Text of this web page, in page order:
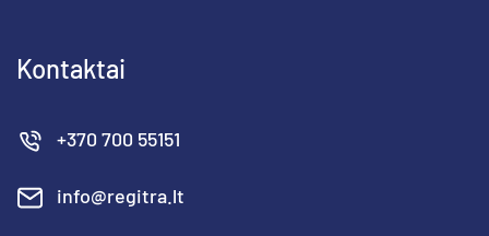
Kontaktai
+370 700 55151
info@regitra.lt